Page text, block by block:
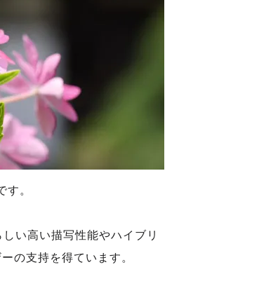
。
い高い描写性能やハイブリ
の支持を得ています。